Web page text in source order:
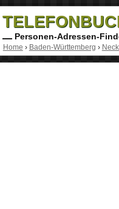
Personen-Adressen-
Home › Baden-Württemberg ›